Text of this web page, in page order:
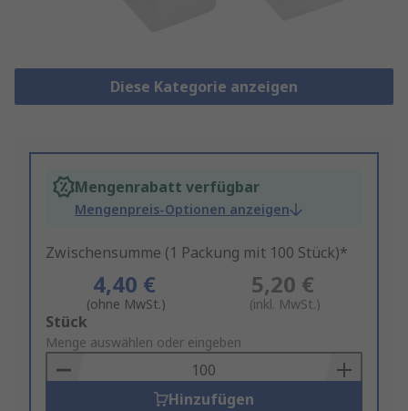
Diese Kategorie anzeigen
Mengenrabatt verfügbar
Mengenpreis-Optionen anzeigen
Zwischensumme (1 Packung mit 100 Stück)*
4,40 €
(ohne MwSt.)
5,20 €
(inkl. MwSt.)
Add
to
Basket
Stück
Menge auswählen oder eingeben
Hinzufügen